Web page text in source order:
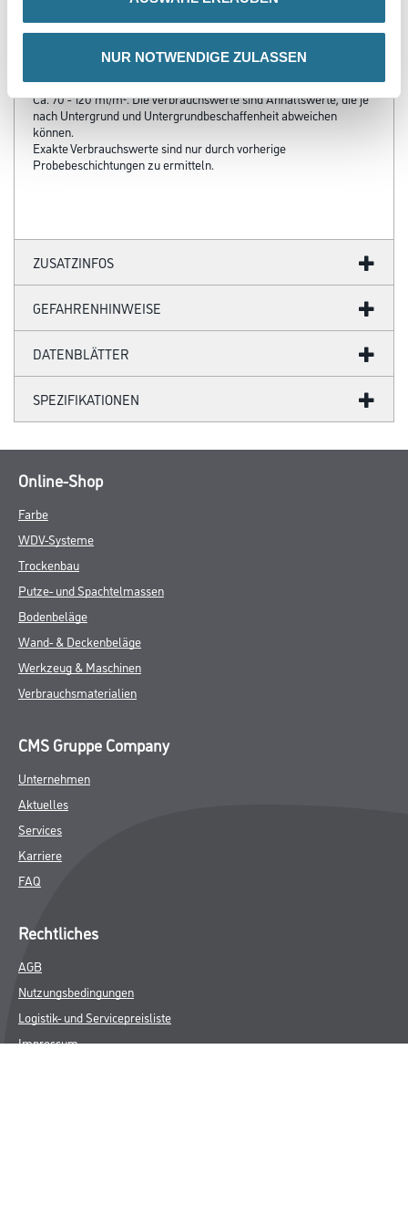
NUR NOTWENDIGE ZULASSEN
Sicherheitshinweise in der Technischen Information Capalac PU-
Härter Nr.
Verbrauch
Ca. 70 - 120 ml/m². Die Verbrauchswerte sind Anhaltswerte, die je
nach Untergrund und Untergrundbeschaffenheit abweichen
können.
Exakte Verbrauchswerte sind nur durch vorherige
Probebeschichtungen zu ermitteln.
ZUSATZINFOS
GEFAHRENHINWEISE
DATENBLÄTTER
SPEZIFIKATIONEN
Online-Shop
Farbe
WDV-Systeme
Trockenbau
Putze- und Spachtelmassen
Bodenbeläge
Wand- & Deckenbeläge
Werkzeug & Maschinen
Verbrauchsmaterialien
CMS Gruppe Company
Unternehmen
Aktuelles
Services
Karriere
FAQ
Rechtliches
AGB
Nutzungsbedingungen
Logistik- und Servicepreisliste
Impressum